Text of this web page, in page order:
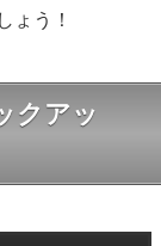
ょう！
クアッ